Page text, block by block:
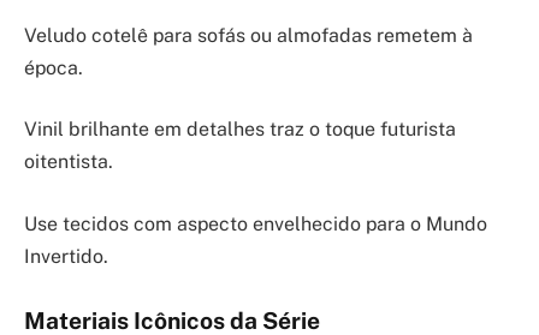
Veludo cotelê para sofás ou almofadas remetem à
época.
Vinil brilhante em detalhes traz o toque futurista
oitentista.
Use tecidos com aspecto envelhecido para o Mundo
Invertido.
Materiais Icônicos da Série